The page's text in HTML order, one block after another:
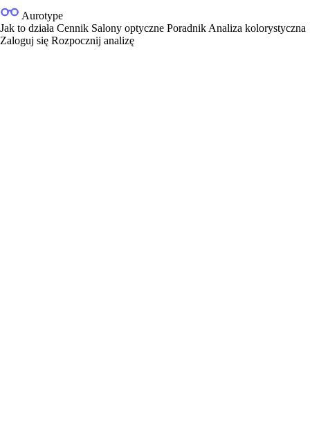
Aurotype
Jak to działa Cennik Salony optyczne Poradnik Analiza kolorystyczna
Zaloguj się Rozpocznij analizę